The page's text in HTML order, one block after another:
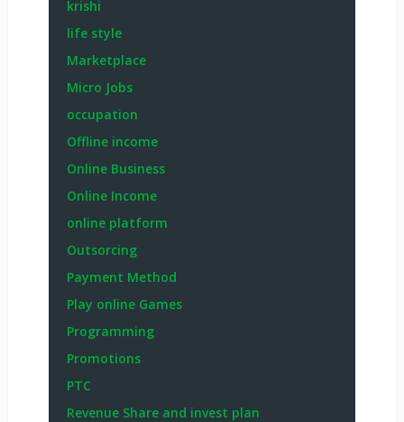
krishi
life style
Marketplace
Micro Jobs
occupation
Offline income
Online Business
Online Income
online platform
Outsorcing
Payment Method
Play online Games
Programming
Promotions
PTC
Revenue Share and invest plan